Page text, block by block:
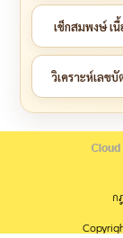
เช็กสมพงษ์ เ
วิเคราะห์เลข
ก